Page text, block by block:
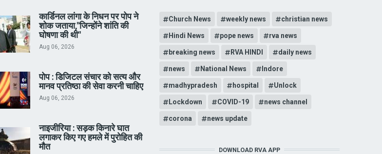
कार्डिनल लांगा के निधन पर पोप ने
शोक जताया,"जिन्होंने शांति की
घोषणा की थी"
Aug 06, 2026
पोप : डिजिटल संचार को सत्य और
मानव प्रतिष्ठा की सेवा करनी चाहिए
Aug 06, 2026
नाइजीरिया : सड़क किनारे घात
लगाकर किए गए हमले में पुरोहित की
मौत
Church News weekly news christian news
Hindi News pope news rva news
breaking news RVA HINDI daily news
news National News Indore
madhypradesh hospital Unlock
Lockdown COVID-19 news channel
corona news update
DOWNLOAD RVA APP